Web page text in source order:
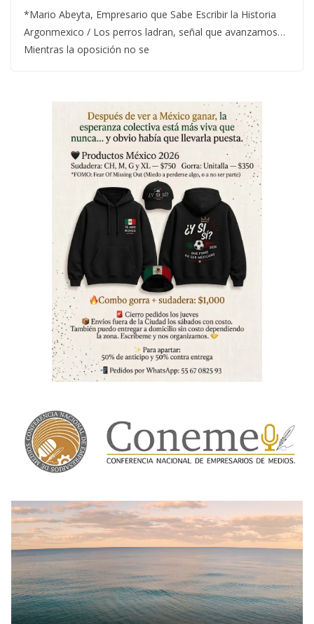
*Mario Abeyta, Empresario que Sabe Escribir la Historia
Argonmexico / Los perros ladran, señal que avanzamos…
Mientras la oposición no se